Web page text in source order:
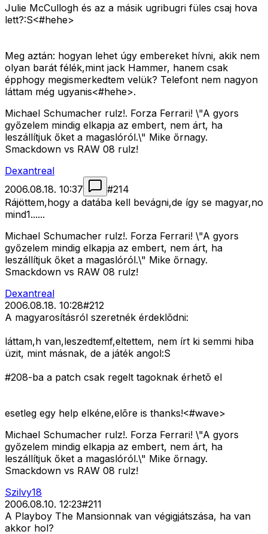
Julie McCullogh és az a másik ugribugri füles csaj hova
lett?:S<#hehe>
Meg aztán: hogyan lehet úgy embereket hívni, akik nem
olyan barát félék,mint jack Hammer, hanem csak
épphogy megismerkedtem velük? Telefont nem nagyon
láttam még ugyanis<#hehe>.
Michael Schumacher rulz!. Forza Ferrari! \"A gyors
győzelem mindig elkapja az embert, nem árt, ha
leszállítjuk őket a magaslóról.\" Mike őrnagy.
Smackdown vs RAW 08 rulz!
Dexantreal
2006.08.18. 10:37
#214
Rájöttem,hogy a datába kell bevágni,de így se magyar,no
mind1......
Michael Schumacher rulz!. Forza Ferrari! \"A gyors
győzelem mindig elkapja az embert, nem árt, ha
leszállítjuk őket a magaslóról.\" Mike őrnagy.
Smackdown vs RAW 08 rulz!
Dexantreal
2006.08.18. 10:28#212
A magyarosításról szeretnék érdeklõdni:
láttam,h van,leszedtemf,eltettem, nem írt ki semmi hiba
üzit, mint másnak, de a játék angol:S
#208-ba a patch csak regelt tagoknak érhetõ el
esetleg egy help elkéne,elõre is thanks!<#wave>
Michael Schumacher rulz!. Forza Ferrari! \"A gyors
győzelem mindig elkapja az embert, nem árt, ha
leszállítjuk őket a magaslóról.\" Mike őrnagy.
Smackdown vs RAW 08 rulz!
Szilvy18
2006.08.10. 12:23#211
A Playboy The Mansionnak van végigjátszása, ha van
akkor hol?